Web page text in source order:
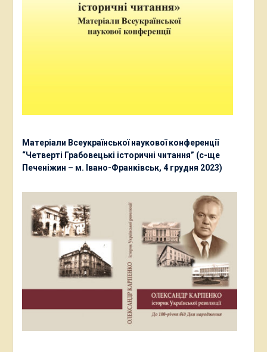
Матеріали Всеукраїнської наукової конференції
“Четверті Грабовецькі історичні читання” (с-ще
Печеніжин – м. Івано-Франківськ, 4 грудня 2023)